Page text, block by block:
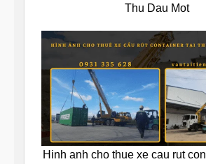
Thu Dau Mot
Hinh anh cho thue xe cau rut